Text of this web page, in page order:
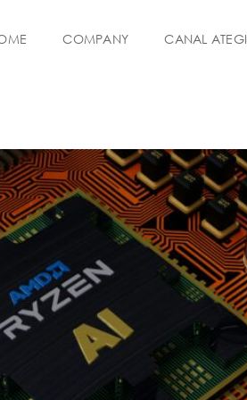
COMPANY CANAL ATEGI